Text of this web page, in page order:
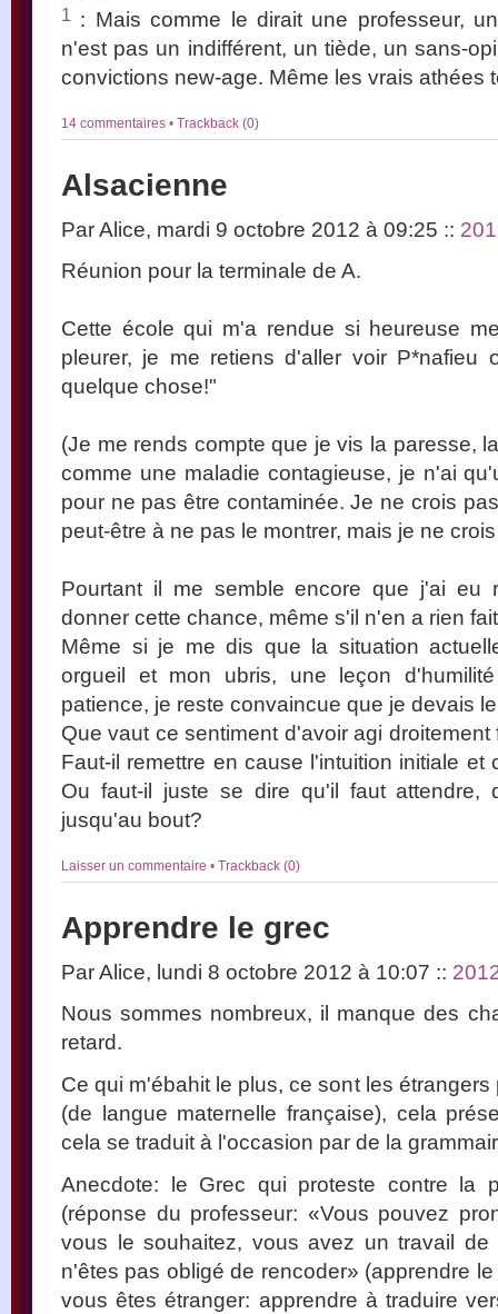
1 : Mais comme le dirait une professeur,
n'est pas un indifférent, un tiède, un sans-
convictions new-age. Même les vrais athées
14 commentaires • Trackback (0)
Alsacienne
Par Alice, mardi 9 octobre 2012 à 09:25 ::
Réunion pour la terminale de A.
Cette école qui m'a rendue si heureuse
pleurer, je me retiens d'aller voir P*nafieu
quelque chose!"
(Je me rends compte que je vis la paresse,
comme une maladie contagieuse, je n'ai
pour ne pas être contaminée. Je ne crois
peut-être à ne pas le montrer, mais je ne
Pourtant il me semble encore que j'ai eu
donner cette chance, même s'il n'en a rien
Même si je me dis que la situation
orgueil et mon ubris, une leçon
patience, je reste convaincue que je devais
Que vaut ce sentiment d'avoir agi
Faut-il remettre en cause l'intuition initiale
Ou faut-il juste se dire qu'il faut attendre,
jusqu'au bout?
Laisser un commentaire • Trackback (0)
Apprendre le grec
Par Alice, lundi 8 octobre 2012 à 10:07 ::
Nous sommes nombreux, il manque des
retard.
Ce qui m'ébahit le plus, ce sont les
(de langue maternelle française), cela
cela se traduit à l'occasion par de la
Anecdote: le Grec qui proteste contre la
(réponse du professeur: «Vous pouvez
vous le souhaitez, vous avez un travail
n'êtes pas obligé de rencoder» (apprendre
vous êtes étranger: apprendre à traduire